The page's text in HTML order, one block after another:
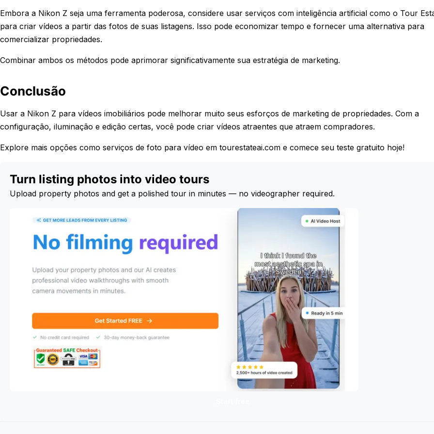
Embora a Nikon Z seja uma ferramenta poderosa, considere usar serviços com inteligência artificial como o Tour
para criar vídeos a partir das fotos de suas listagens. Isso pode economizar tempo e fornecer uma alternativa para
comercializar propriedades.
Combinar ambos os métodos pode aprimorar significativamente sua estratégia de marketing.
Conclusão
Usar a Nikon Z para vídeos imobiliários pode melhorar muito seus esforços de marketing de propriedades. Com a
configuração, iluminação e edição certas, você pode criar vídeos atraentes que atraem compradores.
Explore mais opções como serviços de foto para vídeo em tourestateai.com e comece seu teste gratuito hoje!
Turn listing photos into video tours
Upload property photos and get a polished tour in minutes — no videographer required.